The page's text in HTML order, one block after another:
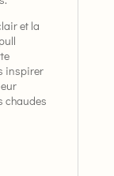
et la
inspirer
chaudes